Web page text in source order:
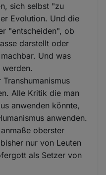
sich selbst "zu
Evolution. Und die
"entscheiden", ob
darstellt oder
Und was
Alle Kritik die man
anwenden könnte,
anwenden.
oberster
nur von Leuten
als Setzer von